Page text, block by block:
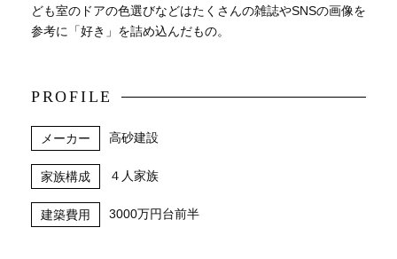
ども室のドアの色選びなどはたくさんの雑誌やSNSの画像を
参考に「好き」を詰め込んだもの。
PROFILE
メーカー 高砂建設
家族構成 ４人家族
建築費用 3000万円台前半